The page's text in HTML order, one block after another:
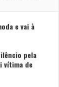
e vai à
pela
vítima de